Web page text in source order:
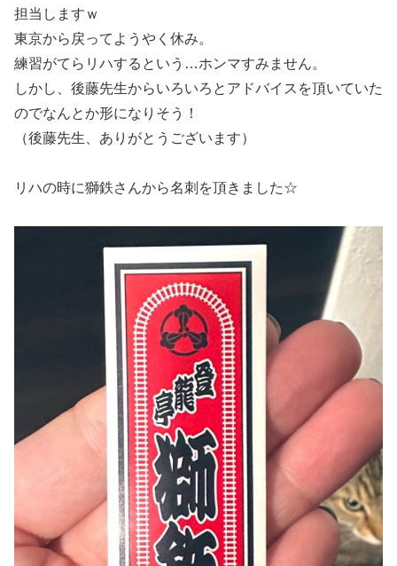
担当しますｗ
東京から戻ってようやく休み。
練習がてらリハするという…ホンマすみません。
しかし、後藤先生からいろいろとアドバイスを頂いていた
のでなんとか形になりそう！
（後藤先生、ありがとうございます）
リハの時に獅鉄さんから名刺を頂きました☆